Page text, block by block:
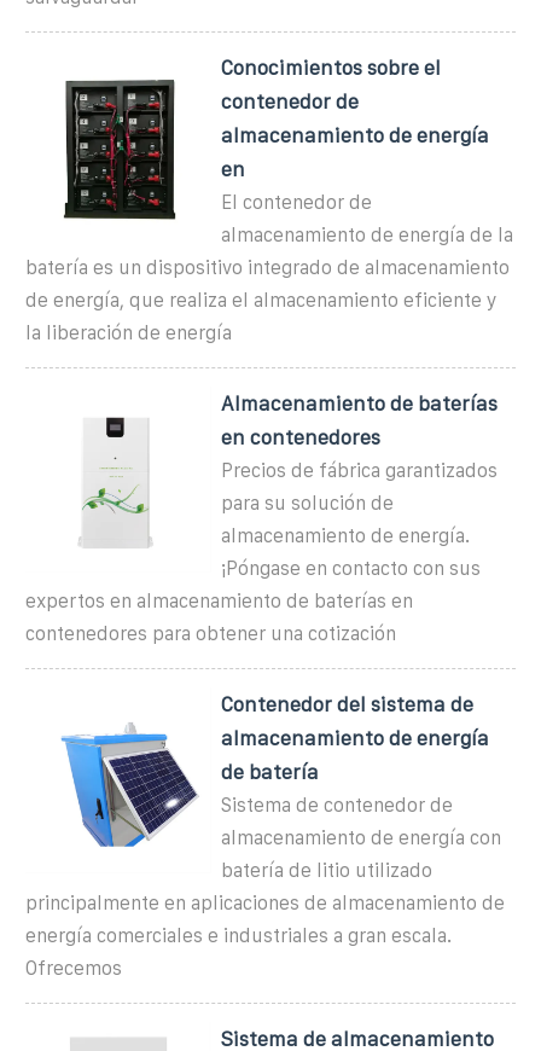
Conocimientos sobre el
contenedor de
almacenamiento de energía
en
El contenedor de
almacenamiento de energía de la
batería es un dispositivo integrado de almacenamiento
de energía, que realiza el almacenamiento eficiente y
la liberación de energía
Almacenamiento de baterías
en contenedores
Precios de fábrica garantizados
para su solución de
almacenamiento de energía.
¡Póngase en contacto con sus
expertos en almacenamiento de baterías en
contenedores para obtener una cotización
Contenedor del sistema de
almacenamiento de energía
de batería
Sistema de contenedor de
almacenamiento de energía con
batería de litio utilizado
principalmente en aplicaciones de almacenamiento de
energía comerciales e industriales a gran escala.
Ofrecemos
Sistema de almacenamiento